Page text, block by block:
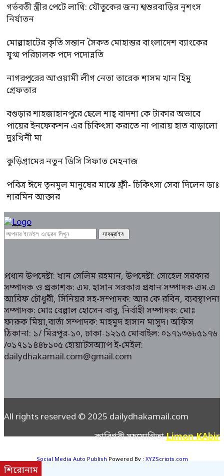
গর্ভবতী স্ত্রীর পেটে লাথি: যৌতুকের জন্য শ্বশুরবাড়ির নৃশংস
নির্যাতন
মোল্লাহাটের কৃতি সন্তান সৈকত মোহান্তর বাংলাদেশ ব্যাংকের
যুগ্ম পরিচালক পদে পদোন্নতি
নাগরপুরের আওয়ামী লীগ নেতা তারেক শাসম খান হিমু
গ্রেফতার
বগুড়ার শাহজাহানপুরে ছেলে শাহ্ বাদশা কে টাকার অভাবে
পায়ের ইনফেকশন এর চিকিৎসা করাতে না পারায় হাত বাড়ালো
দুঃখিনী মা
কুড়িগ্রামের নতুন ডিসি সিফাত মেহনাজ
পবিত্র ঈদে তৃনমুল মানুষের মাঝে ফ্রী- চিকিৎসা সেবা দিলেন ডাঃ
শারমিন আক্তার
প্রধান উপদেষ্টা: খান সেলিম রহমান, উপদেষ্টা: সোহেল সরকার
সম্পাদক ও প্রকাশক: এম. হাসান সরকার প্রধান সম্পাদক এম.এ
আরিফ চৌধুরী, সিনিয়র সহ-সম্পাদক: আর কে রবিন, ব্যবস্থাপনা
সম্পাদক: মোঃ বেল্লাল হোসেন বাবু, নির্বাহী সম্পাদক: মোঃ
ফারুক মিয়া,বার্তা সম্পাদক: মাহমুদ হাসান মাসুদ। অফিস
ঠিকানা: ১/ মিরপুর-১০, ঢাকা-১২১৫ মোবাইল: ০১৭১৩৬৮৫১৭৬
/০১৭১১৪৪৮১০৫ হোয়াটসঅ্যাপ ই-মেইল:
dailydhakamail.com@gmail.com
শিরোনাম
All rights reserved © 2025 dailydhakamail.com
কারিগরী সহযোগিতাLimon KAbir
Social Media Auto Publish Powered By : XYZScripts.com
Social Media Auto Publish